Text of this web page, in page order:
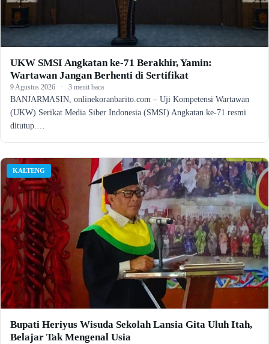
UKW SMSI Angkatan ke-71 Berakhir, Yamin:
Wartawan Jangan Berhenti di Sertifikat
9 Agustus 2026 · 3 menit baca
BANJARMASIN, onlinekoranbarito.com – Uji Kompetensi Wartawan
(UKW) Serikat Media Siber Indonesia (SMSI) Angkatan ke-71 resmi
ditutup.…
KALTENG
Bupati Heriyus Wisuda Sekolah Lansia Gita Uluh Itah,
Belajar Tak Mengenal Usia